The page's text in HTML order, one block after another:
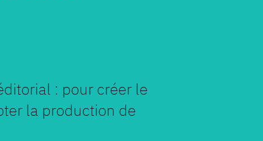
: pour créer le
la production de